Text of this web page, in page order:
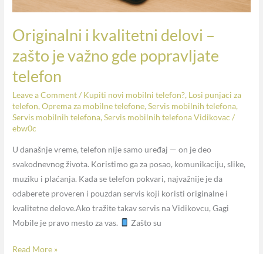
Originalni i kvalitetni delovi –
zašto je važno gde popravljate
telefon
Leave a Comment/ Kupiti novi mobilni telefon?, Losi punjaci za
telefon,Oprema za mobilne telefone,Servis mobilnih telefona,
Servis mobilnih telefona,Servis mobilnih telefona Vidikovac /
ebw0c
U današnje vreme, telefon nije samo uređaj — on je deo
svakodnevnog života. Koristimo ga za posao, komunikaciju, slike,
muziku i plaćanja. Kada se telefon pokvari, najvažnije je da
odaberete proveren i pouzdan servis koji koristi originalne i
kvalitetne delove.Ako tražite takav servis na Vidikovcu, Gagi
Mobile je pravo mesto za vas.
Zašto su
Read More »